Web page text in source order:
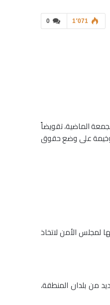
0 1٬071
الماضية، تقويضاً
وخيمة على وضع حقوق
لمجلس الأمن لاتخاذ
من بلدان المنطقة،